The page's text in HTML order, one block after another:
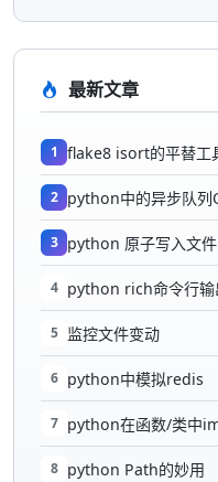
最新文章
1 flake8 isort的平替工
2 python中的异步队列
3 python 原子写入文件
4 python rich命令行输
5 监控文件变动
6 python中模拟redis
7 python在函数/类中
8 python Path的妙用